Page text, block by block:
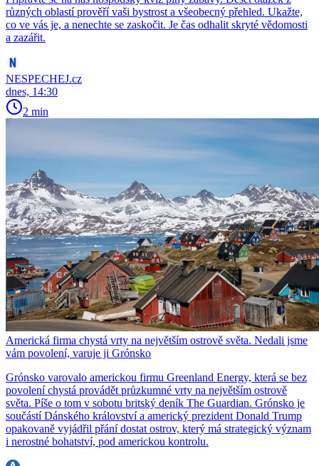
různých oblastí prověří vaši bystrost a všeobecný přehled. Ukažte,
co ve vás je, a nenechte se zaskočit. Je čas odhalit skryté vědomosti
a zazářit.
NESPECHEJ.cz
dnes, 14:30
2 min
Americká firma chystá vrty na největším ostrově světa. Nedali jsme
vám povolení, varuje ji Grónsko
Grónsko varovalo americkou firmu Greenland Energy, která se bez
povolení chystá provádět průzkumné vrty na největším ostrově
světa. Píše o tom v sobotu britský deník The Guardian. Grónsko je
součástí Dánského království a americký prezident Donald Trump
opakovaně vyjádřil přání dostat ostrov, který má strategický význam
i nerostné bohatství, pod americkou kontrolu.